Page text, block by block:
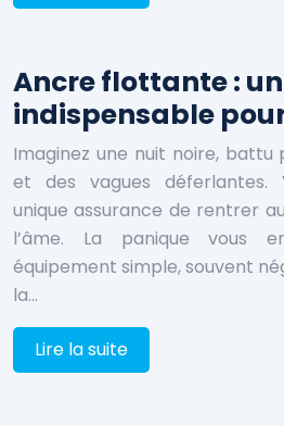
Ancre flottante :
indispensable
Imaginez une nuit noire, battu
et des vagues déferlantes.
unique assurance de rentrer
l’âme. La panique vous
équipement simple, souvent
la…
Lire la suite